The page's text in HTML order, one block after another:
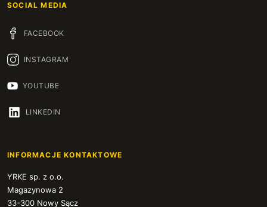
SOCIAL MEDIA
FACEBOOK
INSTAGRAM
YOUTUBE
LINKEDIN
INFORMACJE KONTAKTOWE
YRKE sp. z o.o.
Magazynowa 2
33-300 Nowy Sącz